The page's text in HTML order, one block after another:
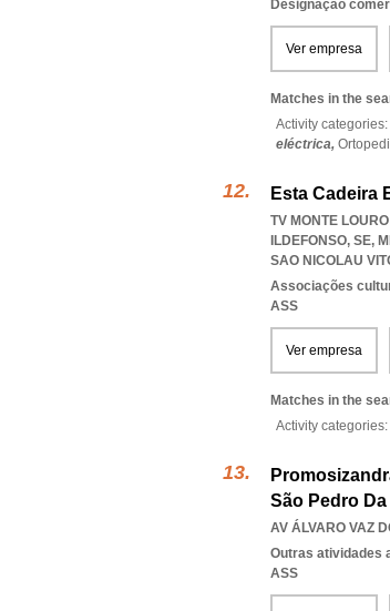
Designação
Ver empresa
Matches in the
Activity categories:
eléctrica,
Esta Cadeira
TV MONTE
ILDEFONSO, SE,
SAO NICOLAU
Associações
ASS
Ver empresa
Matches in the
Activity categories:
São Pedro
AV ÁLVARO VAZ
Outras atividades
ASS